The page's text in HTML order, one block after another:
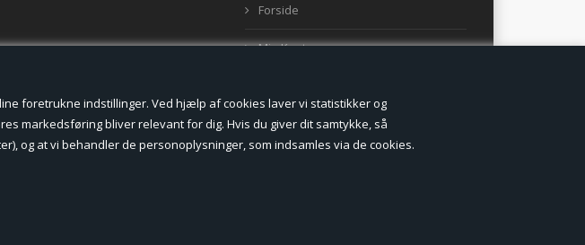
foretrukne indstillinger. Ved hjælp af cookies laver vi statistikker og
markedsføring bliver relevant for dig. Hvis du giver dit samtykke, så
og at vi behandler de personoplysninger, som indsamles via de cookies.
Forside
Min Konto
Vilkår og betingelser